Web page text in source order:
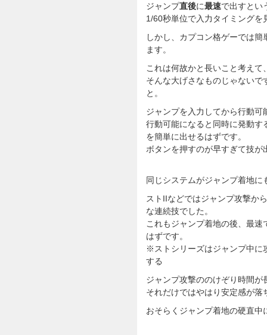
ジャンプ直後に最速で出すとい
1/60秒単位で入力タイミング
しかし、カプコン格ゲーでは
ます。
これは何故かと長いこと考え
そんな大げさなものじゃない
と。
ジャンプを入力してから行動
行動可能になると同時に発動
を簡単に出せるはずです。
ボタンを押すのが早すぎて技
同じシステムがジャンプ着地
ストIIなどではジャンプ攻撃か
な連続技でした。
これもジャンプ着地の後、最
はずです。
※ストシリーズはジャンプ中に
する
ジャンプ攻撃ののけぞり時間
それだけではやはり安定感が落
おそらくジャンプ着地の硬直